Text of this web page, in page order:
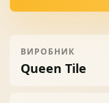
ВИРОБНИК
Queen Tile